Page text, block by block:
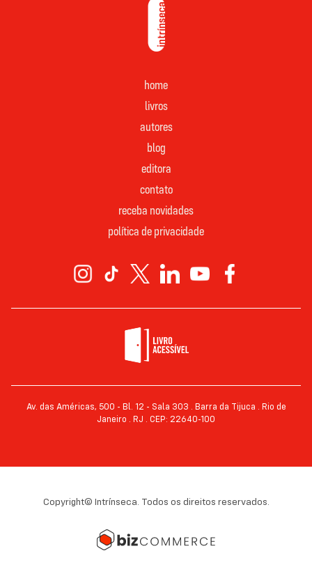
home
livros
autores
blog
editora
contato
receba novidades
política de privacidade
Av. das Américas, 500 - Bl. 12 - Sala 303 . Barra da Tijuca . Rio de
Janeiro . RJ . CEP: 22640-100
Copyright© Intrínseca. Todos os direitos reservados.